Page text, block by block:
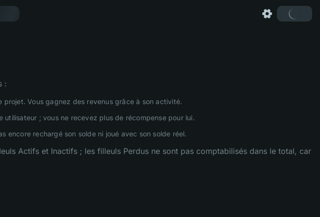
:
Vous gagnez des revenus grâce à son activité.
; vous ne recevez plus de récompense pour lui.
encore rechargé son solde ni joué avec son solde réel.
Actifs et Inactifs ; les filleuls Perdus ne sont pas comptabilisés dans le total, car